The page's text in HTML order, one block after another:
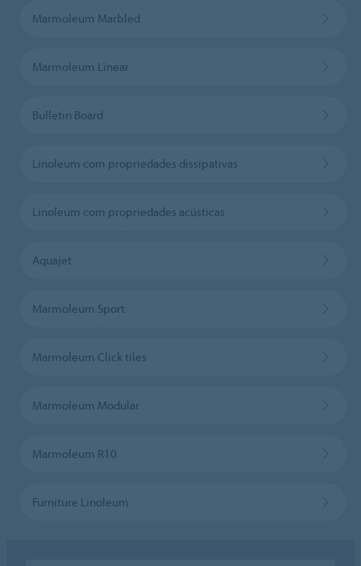
Marmoleum Marbled
Marmoleum Linear
Bulletin Board
Linoleum com propriedades dissipativas
Linoleum com propriedades acústicas
Aquajet
Marmoleum Sport
Marmoleum Click tiles
Marmoleum Modular
Marmoleum R10
Furniture Linoleum